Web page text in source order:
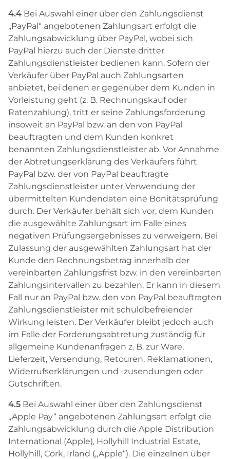
4.4 Bei Auswahl einer über den Zahlungsdienst
„PayPal“ angebotenen Zahlungsart erfolgt die
Zahlungsabwicklung über PayPal, wobei sich
PayPal hierzu auch der Dienste dritter
Zahlungsdienstleister bedienen kann. Sofern der
Verkäufer über PayPal auch Zahlungsarten
anbietet, bei denen er gegenüber dem Kunden in
Vorleistung geht (z. B. Rechnungskauf oder
Ratenzahlung), tritt er seine Zahlungsforderung
insoweit an PayPal bzw. an den von PayPal
beauftragten und dem Kunden konkret
benannten Zahlungsdienstleister ab. Vor Annahme
der Abtretungserklärung des Verkäufers führt
PayPal bzw. der von PayPal beauftragte
Zahlungsdienstleister unter Verwendung der
übermittelten Kundendaten eine Bonitätsprüfung
durch. Der Verkäufer behält sich vor, dem Kunden
die ausgewählte Zahlungsart im Falle eines
negativen Prüfungsergebnisses zu verweigern. Bei
Zulassung der ausgewählten Zahlungsart hat der
Kunde den Rechnungsbetrag innerhalb der
vereinbarten Zahlungsfrist bzw. in den vereinbarten
Zahlungsintervallen zu bezahlen. Er kann in diesem
Fall nur an PayPal bzw. den von PayPal beauftragten
Zahlungsdienstleister mit schuldbefreiender
Wirkung leisten. Der Verkäufer bleibt jedoch auch
im Falle der Forderungsabtretung zuständig für
allgemeine Kundenanfragen z. B. zur Ware,
Lieferzeit, Versendung, Retouren, Reklamationen,
Widerrufserklärungen und -zusendungen oder
Gutschriften.
4.5 Bei Auswahl einer über den Zahlungsdienst
„Apple Pay“ angebotenen Zahlungsart erfolgt die
Zahlungsabwicklung durch die Apple Distribution
International (Apple), Hollyhill Industrial Estate,
Hollyhill, Cork, Irland („Apple“). Die einzelnen über